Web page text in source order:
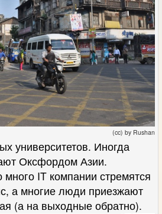
(cc) by Rushan
университетов. Иногда
Оксфордом Азии.
много IT компании стремятся
а многие люди приезжают
(а на выходные обратно).